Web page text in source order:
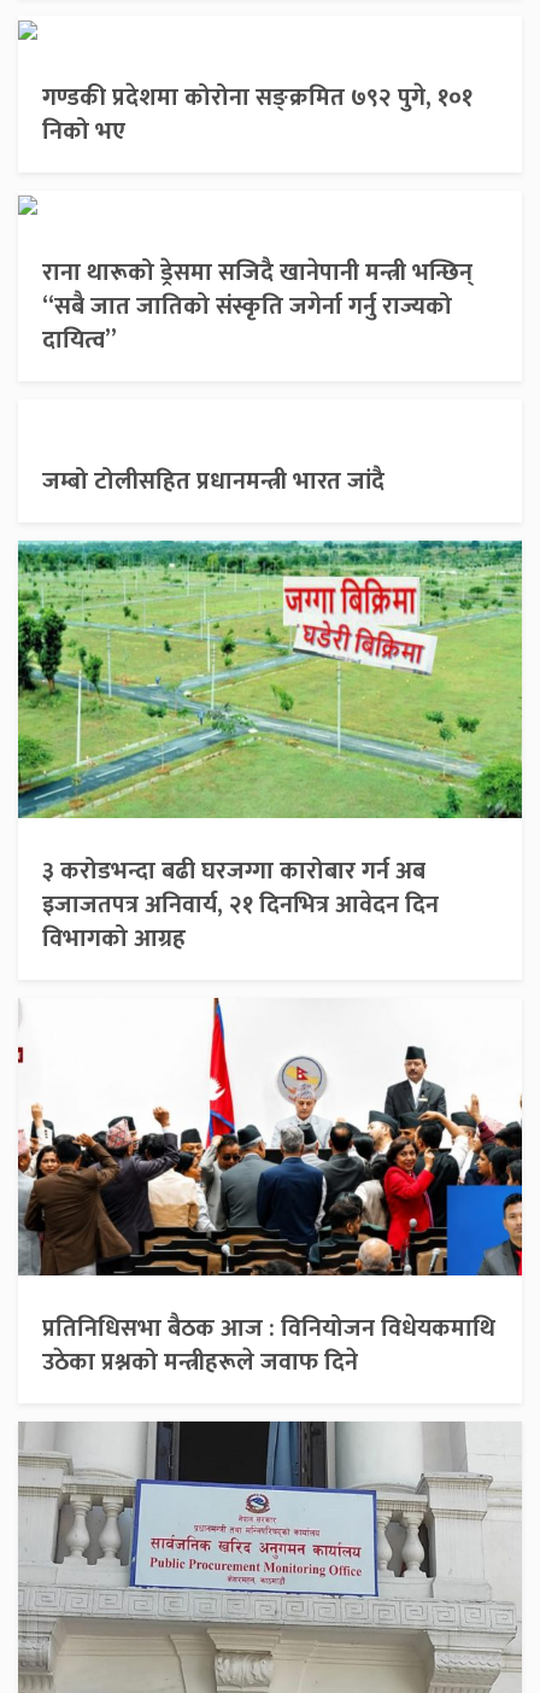
गण्डकी प्रदेशमा कोरोना सङ्क्रमित ७९२ पुगे, १०१
निको भए
राना थारूको ड्रेसमा सजिदै खानेपानी मन्त्री भन्छिन्
“सबै जात जातिको संस्कृति जगेर्ना गर्नु राज्यको
दायित्व”
जम्बो टोलीसहित प्रधानमन्त्री भारत जांदै
३ करोडभन्दा बढी घरजग्गा कारोबार गर्न अब
इजाजतपत्र अनिवार्य, २१ दिनभित्र आवेदन दिन
विभागको आग्रह
प्रतिनिधिसभा बैठक आज : विनियोजन विधेयकमाथि
उठेका प्रश्नको मन्त्रीहरूले जवाफ दिने